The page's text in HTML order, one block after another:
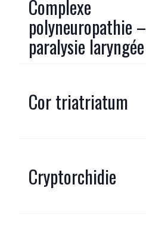
Complexe
polyneuropathie –
paralysie laryngée
Cor triatriatum
Cryptorchidie